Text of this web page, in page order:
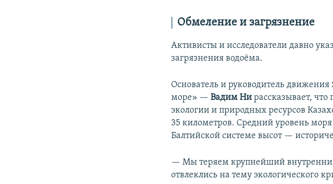
Обмеление и загрязнение
Активисты и исследователи давно
загрязнения водоёма.
Основатель и руководитель движения
море» —Вадим Ни рассказывает,
экологии и природных ресурсов
35 километров. Средний уровень моря
Балтийской системе высот —
— Мы теряем крупнейший
отвлеклись на тему экологического